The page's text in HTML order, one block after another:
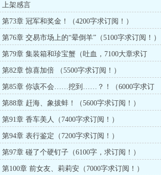
上架感言
第73章 冠军和奖金！（4200字求订阅！）
第76章 交易市场上的“晕倒羊”（5100字求订阅！）
第79章 集装箱和珍宝蟹（吐血，7100大章求订
阅！）
第82章 惊喜加倍 （5500字求订阅！）
第85章 你该不会……挖到……？！（6000字求订
阅！）
第88章 赶海、象拔蚌！（5600字求订阅！）
第91章 香车美人（7400字求订阅！）
第94章 表行鉴定（7200字求订阅！）
第97章 碰了个硬钉子（6100字，求订阅！）
第100章 前女友、莉莉安（7000字求订阅！）